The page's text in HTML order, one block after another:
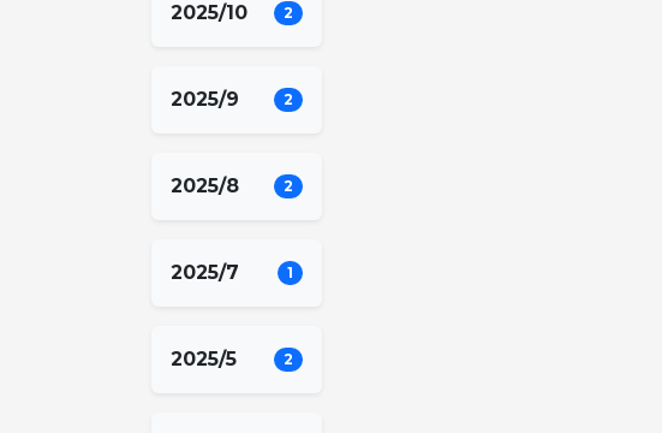
2025/10 2
2025/9 2
2025/8 2
2025/7 1
2025/5 2